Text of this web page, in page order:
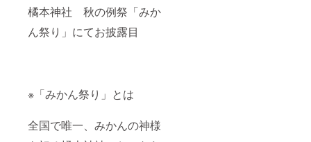
橘本神社 秋の例祭「みか
ん祭り」にてお披露目
※「みかん祭り」とは
全国で唯一、みかんの神様